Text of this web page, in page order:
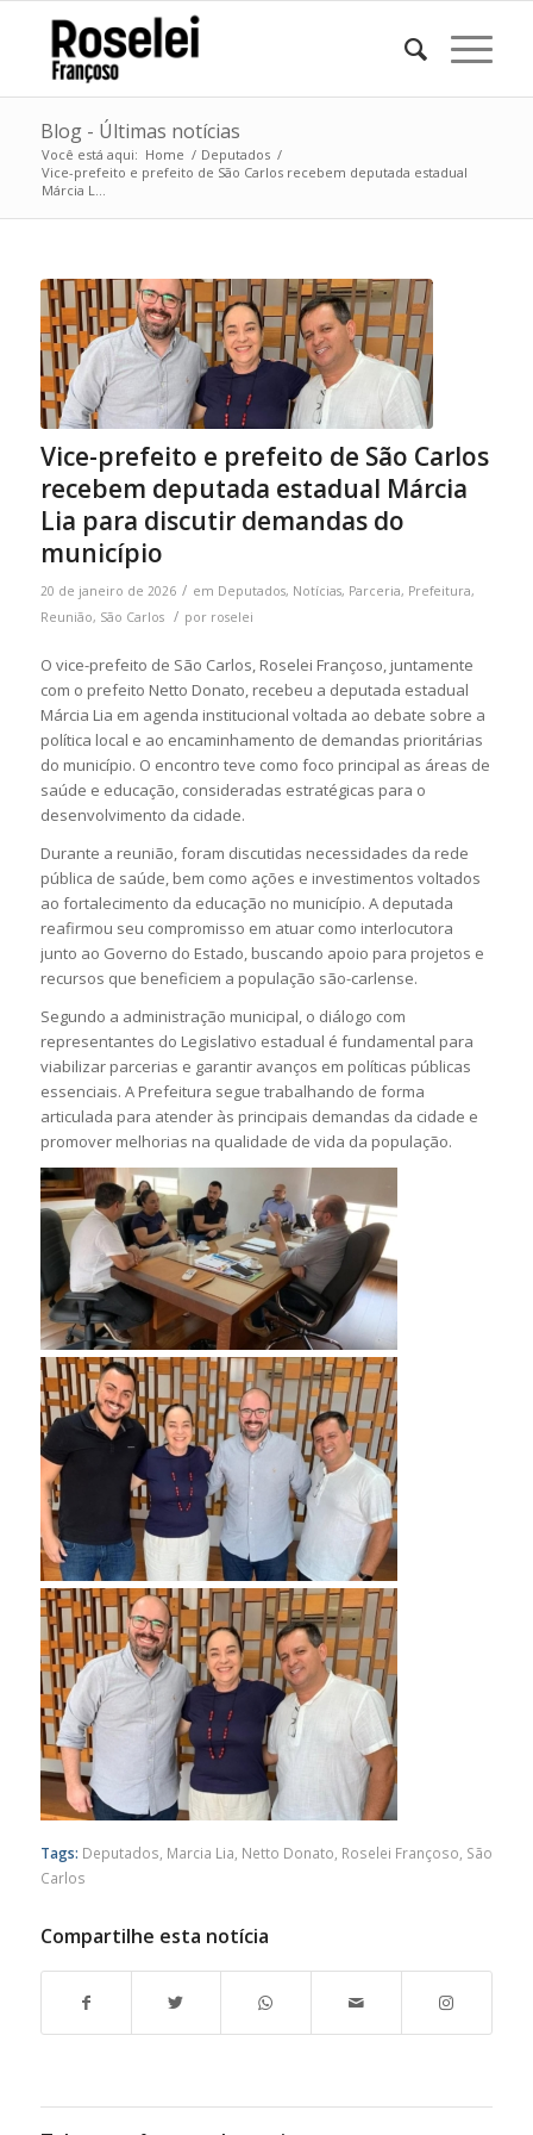
Blog - Últimas notícias
Você está aqui: Home / Deputados /
Vice-prefeito e prefeito de São Carlos recebem deputada estadual
Márcia L...
Vice-prefeito e prefeito de São Carlos
recebem deputada estadual Márcia
Lia para discutir demandas do
município
20 de janeiro de 2026 / em Deputados, Notícias, Parceria, Prefeitura,
Reunião, São Carlos / por roselei
O vice-prefeito de São Carlos, Roselei Françoso, juntamente
com o prefeito Netto Donato, recebeu a deputada estadual
Márcia Lia em agenda institucional voltada ao debate sobre a
política local e ao encaminhamento de demandas prioritárias
do município. O encontro teve como foco principal as áreas de
saúde e educação, consideradas estratégicas para o
desenvolvimento da cidade.
Durante a reunião, foram discutidas necessidades da rede
pública de saúde, bem como ações e investimentos voltados
ao fortalecimento da educação no município. A deputada
reafirmou seu compromisso em atuar como interlocutora
junto ao Governo do Estado, buscando apoio para projetos e
recursos que beneficiem a população são-carlense.
Segundo a administração municipal, o diálogo com
representantes do Legislativo estadual é fundamental para
viabilizar parcerias e garantir avanços em políticas públicas
essenciais. A Prefeitura segue trabalhando de forma
articulada para atender às principais demandas da cidade e
promover melhorias na qualidade de vida da população.
Tags: Deputados Marcia Lia Netto Donato Roselei Françoso São
Carlos
Compartilhe esta notícia